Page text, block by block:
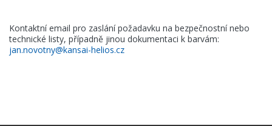
Kontaktní email pro zaslání požadavku na bezpečnostní nebo
technické listy, případně jinou dokumentaci k barvám:
jan.novotny@kansai-helios.cz